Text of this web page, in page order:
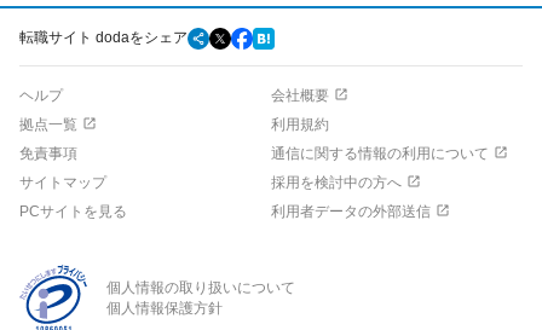
転職サイト dodaをシェア
ヘルプ
会社概要
拠点一覧
利用規約
免責事項
通信に関する情報の利用について
サイトマップ
採用を検討中の方へ
PCサイトを見る
利用者データの外部送信
個人情報の取り扱いについて
個人情報保護方針